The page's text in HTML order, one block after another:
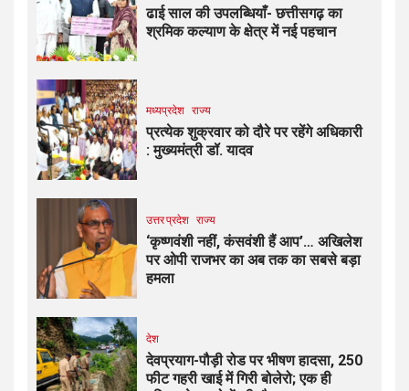
ढाई साल की उपलब्धियाँ- छत्तीसगढ़ का
श्रमिक कल्याण के क्षेत्र में नई पहचान
मध्यप्रदेश राज्य
प्रत्येक शुक्रवार को दौरे पर रहेंगे अधिकारी
: मुख्यमंत्री डॉ. यादव
उत्तर प्रदेश राज्य
‘कृष्णवंशी नहीं, कंसवंशी हैं आप’… अखिलेश
पर ओपी राजभर का अब तक का सबसे बड़ा
हमला
देश
देवप्रयाग-पौड़ी रोड पर भीषण हादसा, 250
फीट गहरी खाई में गिरी बोलेरो; एक ही